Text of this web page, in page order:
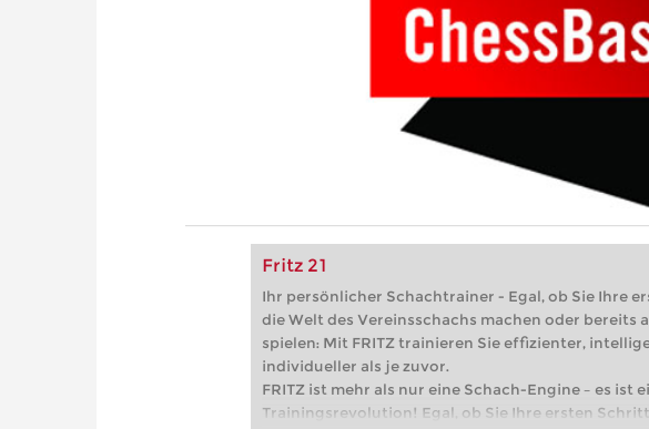
Fritz 21
Ihr persönlicher Schachtrainer - Egal, ob Sie Ihre
die Welt des Vereinsschachs machen oder bereits
spielen: Mit FRITZ trainieren Sie effizienter,
individueller als je zuvor.
FRITZ ist mehr als nur eine Schach-Engine – es ist
Trainingsrevolution! Egal, ob Sie Ihre ersten